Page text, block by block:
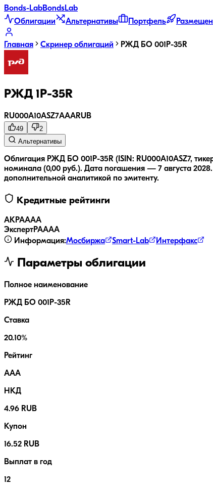
Bonds-LabBondsLab
Облигации
Альтернативы Портфель
Главная Скринер облигаций РЖД БО 001P-35R
РЖД 1Р-35R
RU000A10ASZ7AAARUB
49
2
Альтернативы
Облигация РЖД БО 001P-35R (ISIN: RU000A10ASZ7,
номинала (0,00 руб.). Дата погашения — 7 августа 2028.
дополнительной аналитикой по эмитенту.
Кредитные рейтинги
АКРАAAA
ЭкспертРАAAA
Информация:Мосбиржа Smart-Lab Интерфакс
Параметры облигации
Полное наименование
РЖД БО 001P-35R
Ставка
20.10%
Рейтинг
AAA
НКД
4.96 RUB
Купон
16.52 RUB
Выплат в год
12